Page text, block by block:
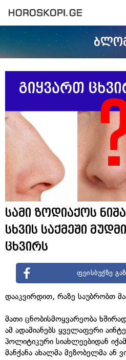
სამი ზოდიაქოს
სხვის საქმეში
ცხვირს
ფეისბუქზე
დააკვირდით, რაზე საუბრობთ
მათი ცნობისმოყვარეობა
ამ ადამიანებს ყველაფერი
პოლიტიკური სიახლეებიდან
მანქანა ახალმა მეზობელმა ან